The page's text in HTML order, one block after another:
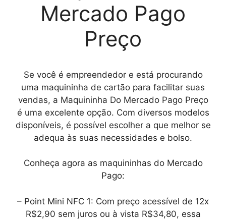
Mercado Pago
Preço
Se você é empreendedor e está procurando
uma maquininha de cartão para facilitar suas
vendas, a Maquininha Do Mercado Pago Preço
é uma excelente opção. Com diversos modelos
disponíveis, é possível escolher a que melhor se
adequa às suas necessidades e bolso.
Conheça agora as maquininhas do Mercado
Pago:
– Point Mini NFC 1: Com preço acessível de 12x
R$2,90 sem juros ou à vista R$34,80, essa